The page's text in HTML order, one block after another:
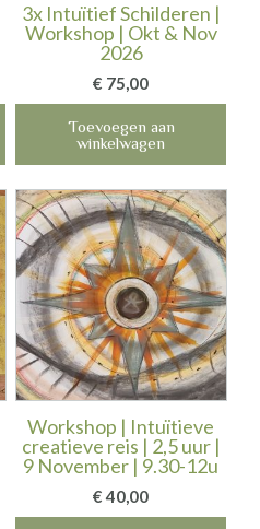
3x Intuïtief Schilderen |
Workshop | Okt & Nov
2026
€ 75,00
Toevoegen aan
winkelwagen
Workshop | Intuïtieve
creatieve reis | 2,5 uur |
9 November | 9.30-12u
€40,00